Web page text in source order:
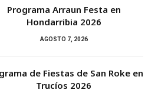
Programa Arraun Festa en
Hondarribia 2026
AGOSTO 7, 2026
de Fiestas de San Roke en
Trucíos 2026